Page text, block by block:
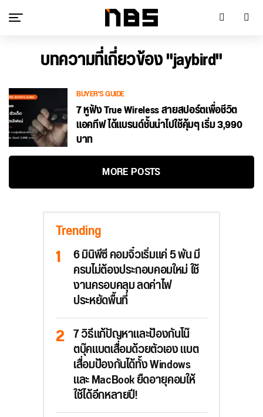
บทความที่เกี่ยวข้อง "jaybird"
BUYER'S GUIDE
7 หูฟัง True Wireless สายสปอร์ตเพื่อชีวิต
แอคทีฟ ได้แบรนด์ชั้นนำไปใช้คุ้มๆ เริ่ม 3,990
บาท
MORE POSTS
Trending
6 มินิพีซี คอมจิ๋วเริ่มแค่ 5 พัน มี
ครบไม่ต้องประกอบคอมใหม่ ใช้
งานครอบคลุม ลดค่าไฟ
ประหยัดพื้นที่
7 วิธีแก้ปัญหาและป้องกันโน๊
ตบุ๊คแบตเสื่อมด้วยตัวเอง แบต
เสื่อมป้องกันได้ทั้ง Windows
และ MacBook ยืดอายุคอมให้
ใช้ได้อีกหลายปี!